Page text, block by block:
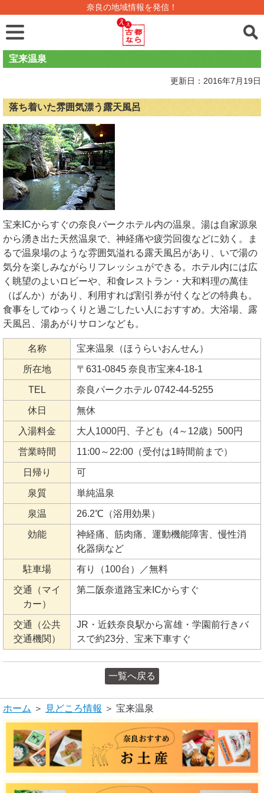
奈良の地域情報を発信！
宝来温泉
更新日：2016年7月19日
落ち着いた雰囲気漂う露天風呂
宝来ICからすぐの奈良パークホテル内の温泉。湯は自家源泉
から湧き出た天然温泉で、神経痛や疲労回復などに効く。ま
るで温泉場のような雰囲気溢れる露天風呂があり、いで湯の
気分を楽しみながらリフレッシュができる。ホテル内には広
く眺望のよいロビーや、和食レストラン・大和料理の萬佳
（ばんか）があり、利用すれば割引券が付くなどの特典も。
食事をしてゆっくりと過ごしたい人におすすめ。大浴場、露
天風呂、湯あがりサロンなども。
名称 宝来温泉（ほうらいおんせん）
所在地 〒631-0845 奈良市宝来4-18-1
TEL 奈良パークホテル 0742-44-5255
休日 無休
入湯料金 大人1000円、子ども（4～12歳）500円
営業時間 11:00～22:00（受付は1時間前まで）
日帰り 可
泉質 単純温泉
泉温 26.2℃（浴用効果）
効能
神経痛、筋肉痛、運動機能障害、慢性消
化器病など
駐車場 有り（100台）／無料
交通（マイ
カー）
第二阪奈道路宝来ICからすぐ
交通（公共
交通機関）
JR・近鉄奈良駅から富雄・学園前行きバ
スで約23分、宝来下車すぐ
一覧へ戻る
ホーム ＞ 見どころ情報 ＞ 宝来温泉